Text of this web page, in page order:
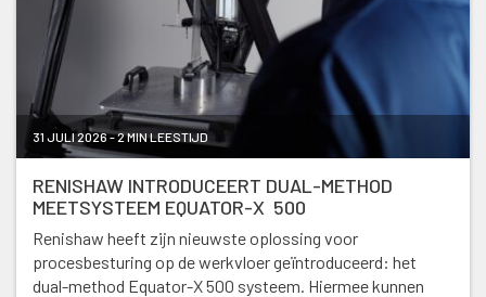
31 JULI 2026 - 2 MIN LEESTIJD
RENISHAW INTRODUCEERT DUAL-METHOD
MEETSYSTEEM EQUATOR-X 500
Renishaw heeft zijn nieuwste oplossing voor
procesbesturing op de werkvloer geïntroduceerd: het
dual-method Equator-X 500 systeem. Hiermee kunnen